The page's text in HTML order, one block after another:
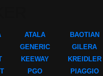
ATALA
GENERIC
KEEWAY
PGO
BAOTIAN
GILERA
KREIDLER
PIAGGIO